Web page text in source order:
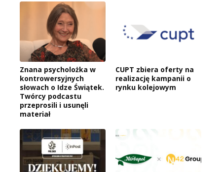
Znana psycholożka w
kontrowersyjnych
słowach o Idze Świątek.
Twórcy podcastu
przeprosili i usunęli
materiał
CUPT zbiera oferty na
realizację kampanii o
rynku kolejowym